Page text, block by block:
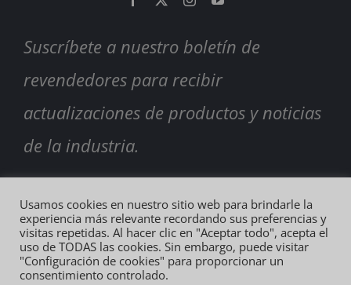
Suscríbete a nuestro boletín de
revendedores para recibir
actualizaciones de productos y noticias
de la industria.
Usamos cookies en nuestro sitio web para brindarle la
experiencia más relevante recordando sus preferencias y
visitas repetidas. Al hacer clic en "Aceptar todo", acepta el
uso de TODAS las cookies. Sin embargo, puede visitar
"Configuración de cookies" para proporcionar un
consentimiento controlado.